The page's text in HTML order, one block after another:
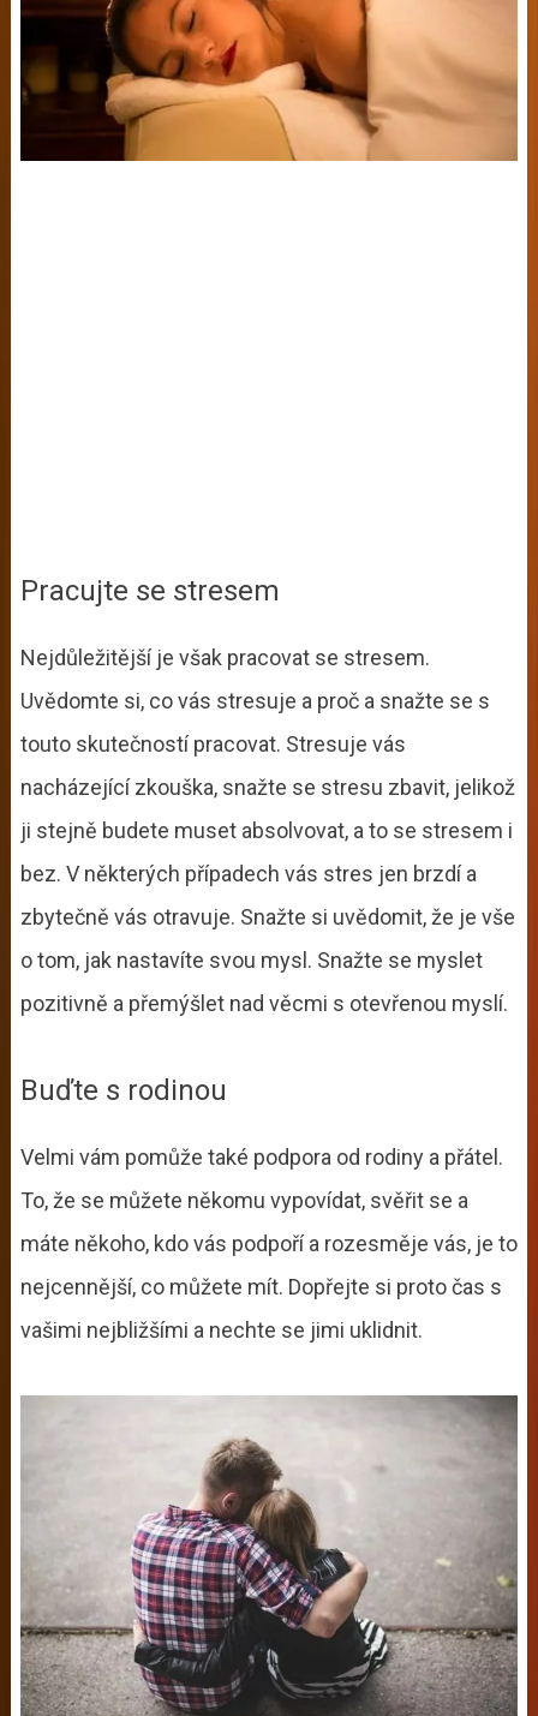
Pracujte se stresem
Nejdůležitější je však pracovat se stresem.
Uvědomte si, co vás stresuje a proč a snažte se s
touto skutečností pracovat. Stresuje vás
nacházející zkouška, snažte se stresu zbavit, jelikož
ji stejně budete muset absolvovat, a to se stresem i
bez. V některých případech vás stres jen brzdí a
zbytečně vás otravuje. Snažte si uvědomit, že je vše
o tom, jak nastavíte svou mysl. Snažte se myslet
pozitivně a přemýšlet nad věcmi s otevřenou myslí.
Buďte s rodinou
Velmi vám pomůže také podpora od rodiny a přátel.
To, že se můžete někomu vypovídat, svěřit se a
máte někoho, kdo vás podpoří a rozesměje vás, je to
nejcennější, co můžete mít. Dopřejte si proto čas s
vašimi nejbližšími a nechte se jimi uklidnit.